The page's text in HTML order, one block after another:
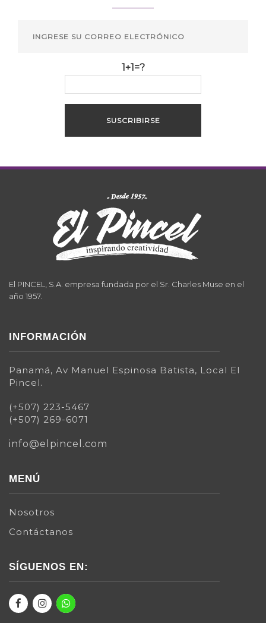
1+1=?
El PINCEL, S.A. empresa fundada por el Sr. Charles Muse en el
año 1957.
INFORMACIÓN
Panamá, Av Manuel Espinosa Batista, Local El
Pincel.
(+507) 223-5467
(+507) 269-6071
info@elpincel.com
MENÚ
Nosotros
Contáctanos
SÍGUENOS EN: